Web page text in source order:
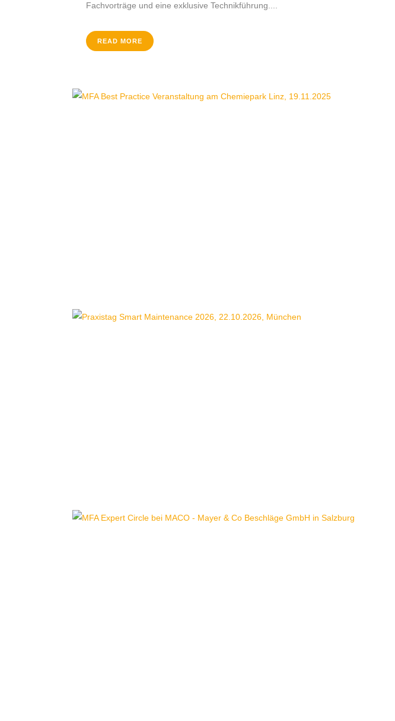
Fachvorträge und eine exklusive Technikführung....
READ MORE